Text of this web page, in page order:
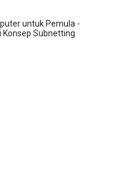
untuk Pemula -
Konsep Subnetting